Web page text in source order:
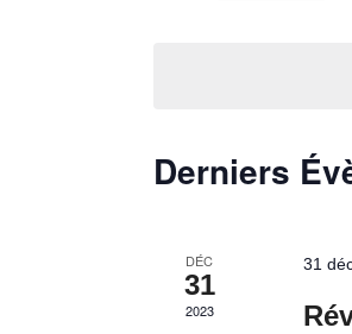
Derniers
DÉC
31
2023
31